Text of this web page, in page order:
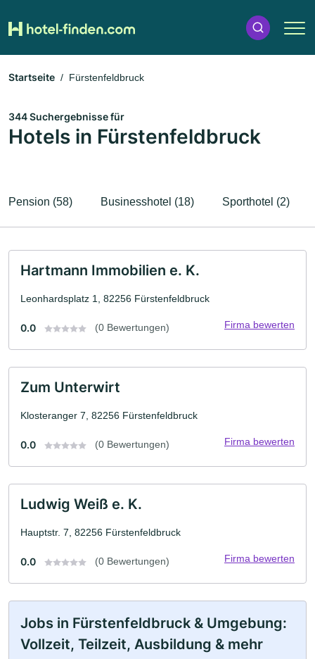
Startseite Fürstenfeldbruck
344 Suchergebnisse für
Hotels in Fürstenfeldbruck
Pension (58) Businesshotel (18) Sporthotel (2)
Hartmann Immobilien e. K.
Leonhardsplatz 1, 82256 Fürstenfeldbruck
0.0 (0 Bewertungen) Firma bewerten
Zum Unterwirt
Klosteranger 7, 82256 Fürstenfeldbruck
0.0 (0 Bewertungen) Firma bewerten
Ludwig Weiß e. K.
Hauptstr. 7, 82256 Fürstenfeldbruck
0.0 (0 Bewertungen) Firma bewerten
Jobs in Fürstenfeldbruck & Umgebung:
Vollzeit, Teilzeit, Ausbildung & mehr